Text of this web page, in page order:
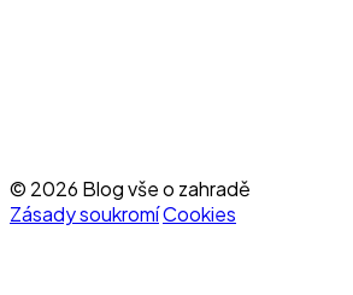
© 2026 Blog vše o zahradě
Zásady soukromíCookies